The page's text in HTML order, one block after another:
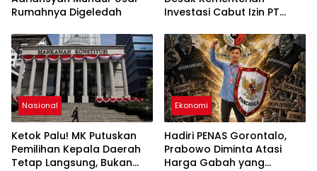
Rumahnya Digeledah
Investasi Cabut Izin PT
Nasional
Ketok Palu! MK Putuskan
Pemilihan Kepala Daerah
Tetap Langsung, Bukan
Ekonomi
Hadiri PENAS Gorontalo,
Prabowo Diminta Atasi
Harga Gabah yang